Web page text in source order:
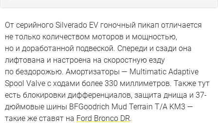
От серийного Silverado EV гоночный пикап отличается
не только количеством моторов и мощностью,
но и доработанной подвеской. Спереди и сзади она
лифтована и настроена на скоростную езду
по бездорожью. Амортизаторы — Multimatic Adaptive
Spool Valve с ходами более 330 миллиметров. Также тут
есть блокировки дифференциалов, защита днища и 37-
дюймовые шины BFGoodrich Mud Terrain T/A KM3 —
такие же ставят на Ford Bronco DR.